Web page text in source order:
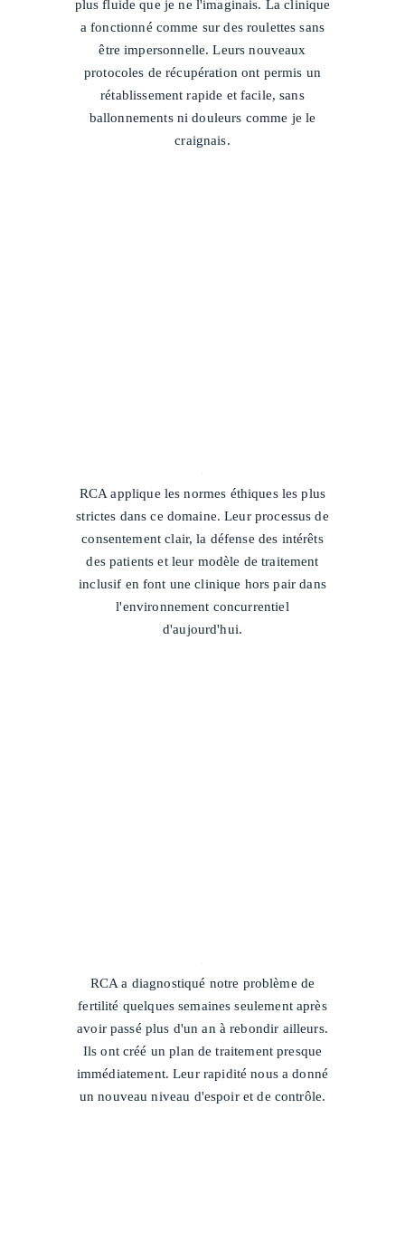
plus fluide que je ne l'imaginais. La clinique
a fonctionné comme sur des roulettes sans
être impersonnelle. Leurs nouveaux
protocoles de récupération ont permis un
rétablissement rapide et facile, sans
ballonnements ni douleurs comme je le
craignais.
RCA applique les normes éthiques les plus
strictes dans ce domaine. Leur processus de
consentement clair, la défense des intérêts
des patients et leur modèle de traitement
inclusif en font une clinique hors pair dans
l'environnement concurrentiel
d'aujourd'hui.
RCA a diagnostiqué notre problème de
fertilité quelques semaines seulement après
avoir passé plus d'un an à rebondir ailleurs.
Ils ont créé un plan de traitement presque
immédiatement. Leur rapidité nous a donné
un nouveau niveau d'espoir et de contrôle.